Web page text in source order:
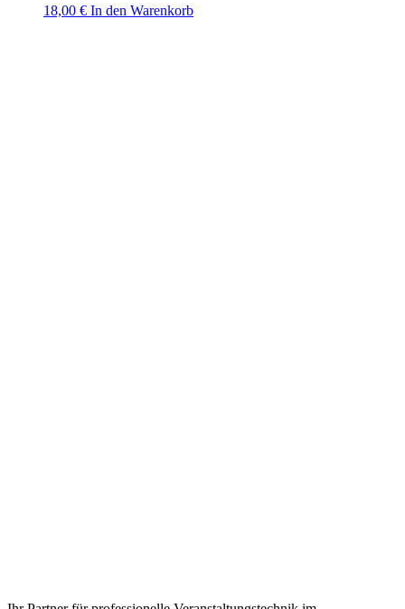
18,00 € In den Warenkorb